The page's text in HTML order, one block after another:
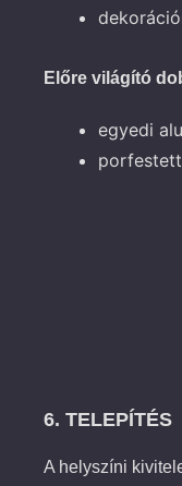
Előre világító
egyedi
6. TELEPÍTÉS
A helyszíni